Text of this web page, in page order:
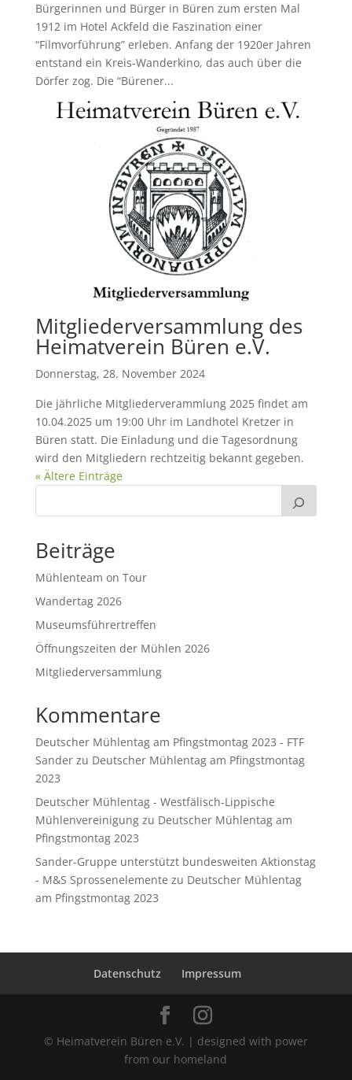
Bürgerinnen und Bürger in Büren zum ersten Mal
1912 im Hotel Ackfeld die Faszination einer
“Filmvorführung” erleben. Anfang der 1920er Jahren
entstand ein Kreis-Wanderkino, das auch über die
Dörfer zog. Die “Bürener...
Mitgliederversammlung des
Heimatverein Büren e.V.
Donnerstag, 28. November 2024
Die jährliche Mitgliederverammlung 2025 findet am
10.04.2025 um 19:00 Uhr im Landhotel Kretzer in
Büren statt. Die Einladung und die Tagesordnung
wird den Mitgliedern rechtzeitig bekannt gegeben.
« Ältere Einträge
Beiträge
Mühlenteam on Tour
Wandertag 2026
Museumsführertreffen
Öffnungszeiten der Mühlen 2026
Mitgliederversammlung
Kommentare
Deutscher Mühlentag am Pfingstmontag 2023 - FTF
Sanderzu Deutscher Mühlentag am Pfingstmontag
2023
Deutscher Mühlentag - Westfälisch-Lippische
Mühlenvereinigungzu Deutscher Mühlentag am
Pfingstmontag 2023
Sander-Gruppe unterstützt bundesweiten Aktionstag
- M&S Sprossenelemente zu Deutscher Mühlentag
am Pfingstmontag 2023
Datenschutz Impressum
© Heimatverein Büren e.V. | designed with power
from our homeland